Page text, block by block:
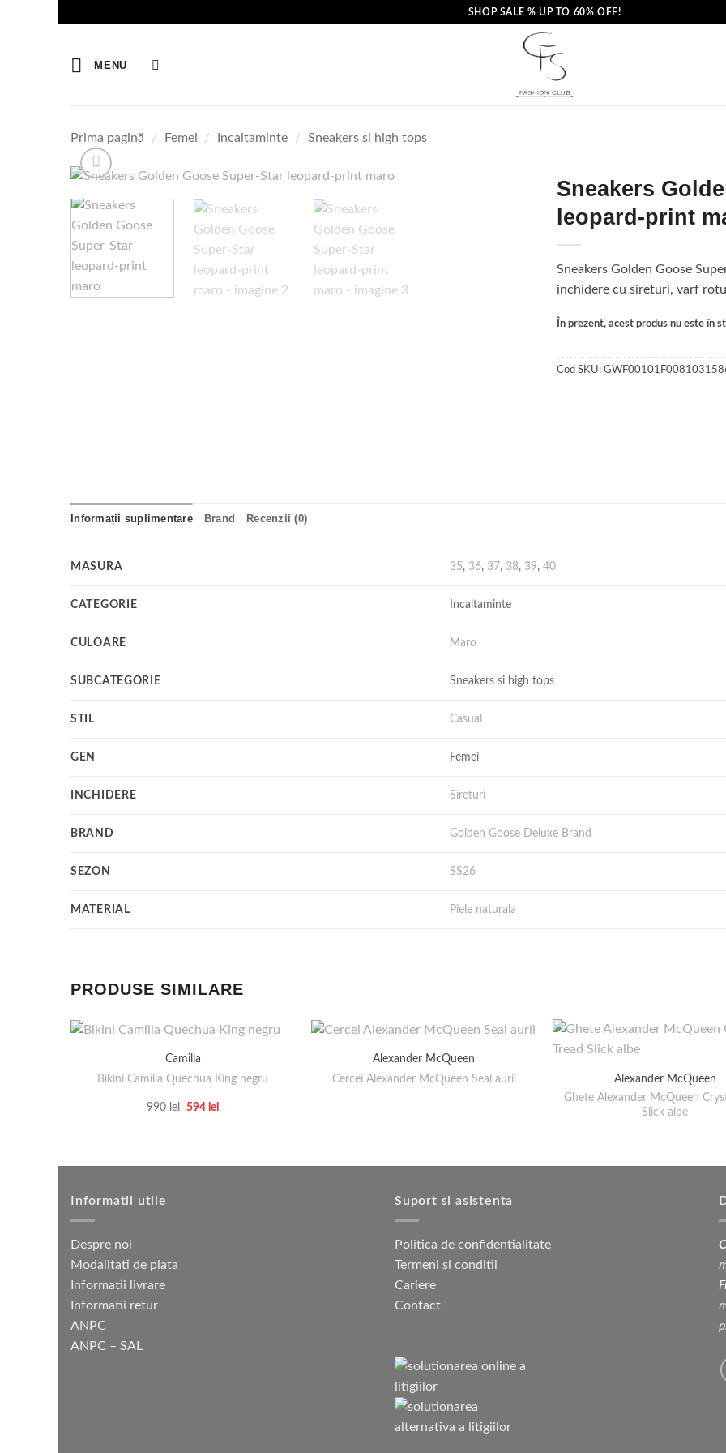
SHOP SALE % UP TO 60% OFF!
MENU
Prima pagină / Femei / Incaltaminte / Sneakers si high tops
Sneakers
leopard-print
Sneakers Golden Goose
inchidere cu sireturi, varf
În prezent, acest produs nu este în
Cod SKU:
Informații suplimentare Brand Recenzii (0)
MASURA 35, 36, 37, 38, 39,40
CATEGORIE Incaltaminte
CULOARE Maro
SUBCATEGORIE Sneakers si high tops
STIL Casual
GEN Femei
INCHIDERE Sireturi
BRAND Golden Goose Deluxe Brand
SEZON SS26
MATERIAL Piele naturala
PRODUSE SIMILARE
Camilla
Bikini Camilla Quechua King negru
990lei Prețul
594 leiPrețul
Alexander McQueen
Cercei Alexander McQueen Seal aurii
Alexander McQueen
Ghete Alexander McQueen
Slick albe
Informatii utile
Despre noi
Modalitati de plata
Informatii livrare
Informatii retur
ANPC
ANPC – SAL
Suport si asistenta
Politica de confidentialitate
Termeni si conditii
Cariere
Contact